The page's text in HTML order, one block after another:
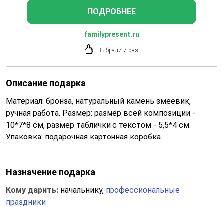
ПОДРОБНЕЕ
familypresent.ru
Выбрали 7 раз
Описание подарка
Материал: бронза, натуральный камень змеевик,
ручная работа. Размер: размер всей композиции -
10*7*8 см, размер таблички с текстом - 5,5*4 см.
Упаковка: подарочная картонная коробка.
Назначение подарка
Кому дарить: начальнику, профессиональные
праздники